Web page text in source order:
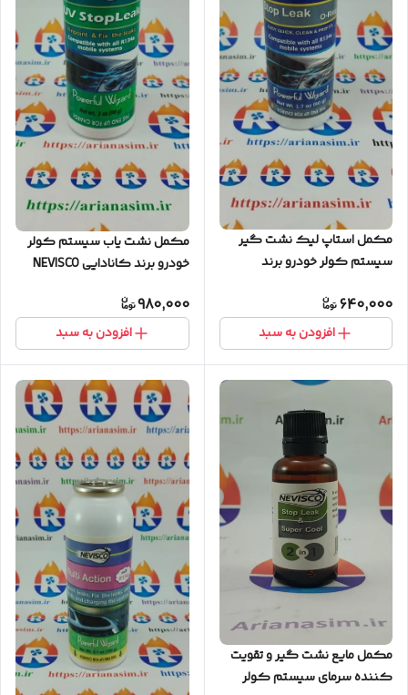
مکمل استاپ لیک نشت گیر
سیستم کولر خودرو برند
Leak (قیمت عمده)
640,000
افزودن به سبد
مکمل نشت یاب سیستم کولر
خودرو برند کانادایی NEVISCO
980,000
افزودن به سبد
مکمل مایع نشت گیر و تقویت
کننده سرمای سیستم کولر